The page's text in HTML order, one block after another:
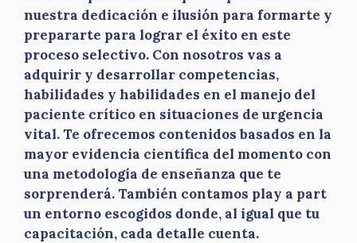
nuestra dedicación e ilusión para formarte y
prepararte para lograr el éxito en este
proceso selectivo. Con nosotros vas a
adquirir y desarrollar competencias,
habilidades y habilidades en el manejo del
paciente crítico en situaciones de urgencia
vital. Te ofrecemos contenidos basados en la
mayor evidencia científica del momento con
una metodología de enseñanza que te
sorprenderá. También contamos play a part
un entorno escogidos donde, al igual que tu
capacitación, cada detalle cuenta.